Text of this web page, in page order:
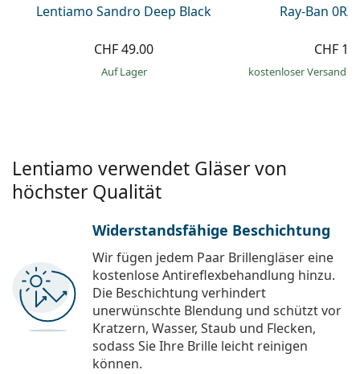
Lentiamo Sandro Deep Black
CHF 49.00
auf Lager
Ray-Ban
CHF
kostenloser Versand
Lentiamo verwendet Gläser von
höchster Qualität
Widerstandsfähige Beschichtung
Wir fügen jedem Paar Brillengläser eine
kostenlose Antireflexbehandlung hinzu.
Die Beschichtung verhindert
unerwünschte Blendung und schützt vor
Kratzern, Wasser, Staub und Flecken,
sodass Sie Ihre Brille leicht reinigen
können.